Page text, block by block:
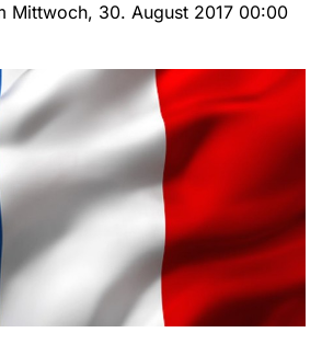
Mittwoch, 30. August 2017 00:00